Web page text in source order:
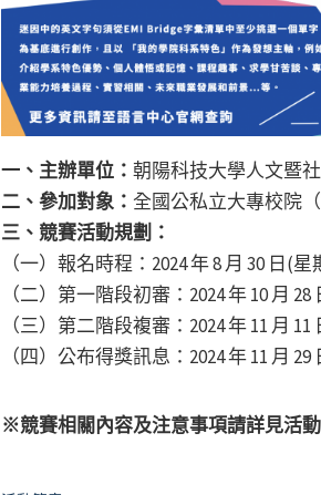
一、主辦單位： 朝陽科技大學人文暨
二、參加對象： 全國公私立大專校院
三、競賽活動規劃：
（一）報名時程：2024 年 8 月 30 日(
（二）第一階段初審：2024 年 10 月
（三）第二階段複審：2024 年 11 月
（四）公布得獎訊息：2024 年 11 月
※競賽相關內容及注意事項請詳見活動